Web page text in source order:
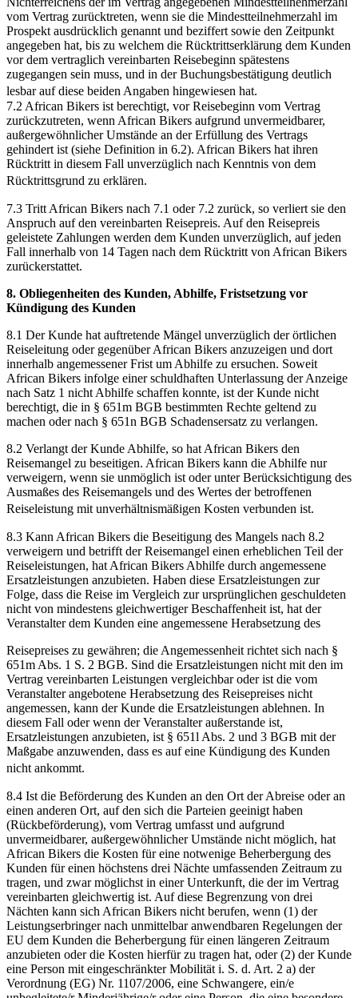
vom Vertrag zurücktreten, wenn sie die Mindestteilnehmerzahl im
Prospekt ausdrücklich genannt und beziffert sowie den Zeitpunkt
angegeben hat, bis zu welchem die Rücktrittserklärung dem Kunden
vor dem vertraglich vereinbarten Reisebeginn spätestens
zugegangen sein muss, und in der Buchungsbestätigung deutlich
lesbar auf diese beiden Angaben hingewiesen hat.
7.2 African Bikers ist berechtigt, vor Reisebeginn vom Vertrag
zurückzutreten, wenn African Bikers aufgrund unvermeidbarer,
außergewöhnlicher Umstände an der Erfüllung des Vertrags
gehindert ist (siehe Definition in 6.2). African Bikers hat ihren
Rücktritt in diesem Fall unverzüglich nach Kenntnis von dem
Rücktrittsgrund zu erklären.
7.3 Tritt African Bikers nach 7.1 oder 7.2 zurück, so verliert sie den
Anspruch auf den vereinbarten Reisepreis. Auf den Reisepreis
geleistete Zahlungen werden dem Kunden unverzüglich, auf jeden
Fall innerhalb von 14 Tagen nach dem Rücktritt von African Bikers
zurückerstattet.
8. Obliegenheiten des Kunden, Abhilfe, Fristsetzung vor
Kündigung des Kunden
8.1 Der Kunde hat auftretende Mängel unverzüglich der örtlichen
Reiseleitung oder gegenüber African Bikers anzuzeigen und dort
innerhalb angemessener Frist um Abhilfe zu ersuchen. Soweit
African Bikers infolge einer schuldhaften Unterlassung der Anzeige
nach Satz 1 nicht Abhilfe schaffen konnte, ist der Kunde nicht
berechtigt, die in § 651m BGB bestimmten Rechte geltend zu
machen oder nach § 651n BGB Schadensersatz zu verlangen.
8.2 Verlangt der Kunde Abhilfe, so hat African Bikers den
Reisemangel zu beseitigen. African Bikers kann die Abhilfe nur
verweigern, wenn sie unmöglich ist oder unter Berücksichtigung des
Ausmaßes des Reisemangels und des Wertes der betroffenen
Reiseleistung mit unverhältnismäßigen Kosten verbunden ist.
8.3 Kann African Bikers die Beseitigung des Mangels nach 8.2
verweigern und betrifft der Reisemangel einen erheblichen Teil der
Reiseleistungen, hat African Bikers Abhilfe durch angemessene
Ersatzleistungen anzubieten. Haben diese Ersatzleistungen zur
Folge, dass die Reise im Vergleich zur ursprünglichen geschuldeten
nicht von mindestens gleichwertiger Beschaffenheit ist, hat der
Veranstalter dem Kunden eine angemessene Herabsetzung des
Reisepreises zu gewähren; die Angemessenheit richtet sich nach §
651m Abs. 1 S. 2 BGB. Sind die Ersatzleistungen nicht mit den im
Vertrag vereinbarten Leistungen vergleichbar oder ist die vom
Veranstalter angebotene Herabsetzung des Reisepreises nicht
angemessen, kann der Kunde die Ersatzleistungen ablehnen. In
diesem Fall oder wenn der Veranstalter außerstande ist,
Ersatzleistungen anzubieten, ist § 651l Abs. 2 und 3 BGB mit der
Maßgabe anzuwenden, dass es auf eine Kündigung des Kunden
nicht ankommt.
8.4 Ist die Beförderung des Kunden an den Ort der Abreise oder an
einen anderen Ort, auf den sich die Parteien geeinigt haben
(Rückbeförderung), vom Vertrag umfasst und aufgrund
unvermeidbarer, außergewöhnlicher Umstände nicht möglich, hat
African Bikers die Kosten für eine notwenige Beherbergung des
Kunden für einen höchstens drei Nächte umfassenden Zeitraum zu
tragen, und zwar möglichst in einer Unterkunft, die der im Vertrag
vereinbarten gleichwertig ist. Auf diese Begrenzung von drei
Nächten kann sich African Bikers nicht berufen, wenn (1) der
Leistungserbringer nach unmittelbar anwendbaren Regelungen der
EU dem Kunden die Beherbergung für einen längeren Zeitraum
anzubieten oder die Kosten hierfür zu tragen hat, oder (2) der Kunde
eine Person mit eingeschränkter Mobilität i. S. d. Art. 2 a) der
Verordnung (EG) Nr. 1107/2006, eine Schwangere, ein/e